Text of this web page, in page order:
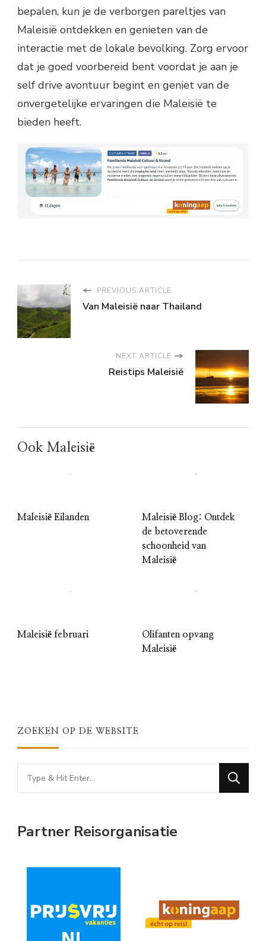
bepalen, kun je de verborgen pareltjes van
Maleisië ontdekken en genieten van de
interactie met de lokale bevolking. Zorg ervoor
dat je goed voorbereid bent voordat je aan je
self drive avontuur begint en geniet van de
onvergetelijke ervaringen die Maleisië te
bieden heeft.
PREVIOUS ARTICLE
Van Maleisië naar Thailand
NEXT ARTICLE
Reistips Maleisië
Ook Maleisië
Maleisië Eilanden
Maleisië Blog: Ontdek
de betoverende
schoonheid van
Maleisië
Maleisië februari
Olifanten opvang
Maleisië
ZOEKEN OP DE WEBSITE
Looking
for
Partner Reisorganisatie